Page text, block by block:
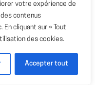
votre expérience de
contenus
cliquant sur « Tout
des cookies.
Accepter tout
attribuer